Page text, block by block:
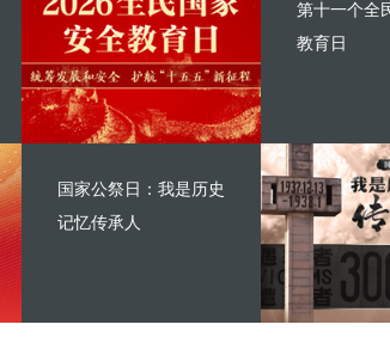
第十一个全
教育日
国家公祭日：我是历史
记忆传承人